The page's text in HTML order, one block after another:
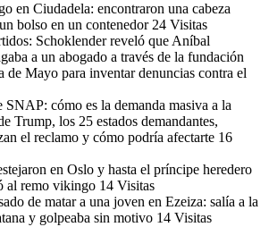
en Ciudadela: encontraron una cabeza
bolso en un contenedor 24 Visitas
Schoklender reveló que Aníbal
a un abogado a través de la fundación
de Mayo para inventar denuncias contra el
SNAP: cómo es la demanda masiva a la
Trump, los 25 estados demandantes,
el reclamo y cómo podría afectarte 16
en Oslo y hasta el príncipe heredero
al remo vikingo 14 Visitas
de matar a una joven en Ezeiza: salía a la
y golpeaba sin motivo 14 Visitas